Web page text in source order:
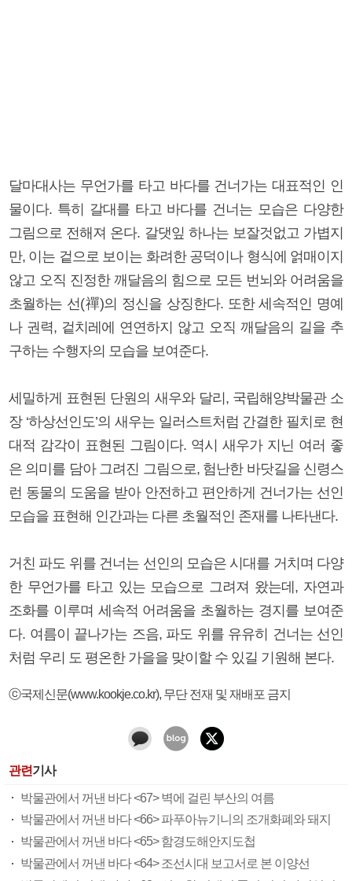
달마대사는 무언가를 타고 바다를 건너가는 대표적인 인
물이다. 특히 갈대를 타고 바다를 건너는 모습은 다양한
그림으로 전해져 온다. 갈댓잎 하나는 보잘것없고 가볍지
만, 이는 겉으로 보이는 화려한 공덕이나 형식에 얽매이지
않고 오직 진정한 깨달음의 힘으로 모든 번뇌와 어려움을
초월하는 선(禪)의 정신을 상징한다. 또한 세속적인 명예
나 권력, 겉치레에 연연하지 않고 오직 깨달음의 길을 추
구하는 수행자의 모습을 보여준다.
세밀하게 표현된 단원의 새우와 달리, 국립해양박물관 소
장 ‘하상선인도’의 새우는 일러스트처럼 간결한 필치로 현
대적 감각이 표현된 그림이다. 역시 새우가 지닌 여러 좋
은 의미를 담아 그려진 그림으로, 험난한 바닷길을 신령스
런 동물의 도움을 받아 안전하고 편안하게 건너가는 선인
모습을 표현해 인간과는 다른 초월적인 존재를 나타낸다.
거친 파도 위를 건너는 선인의 모습은 시대를 거치며 다양
한 무언가를 타고 있는 모습으로 그려져 왔는데, 자연과
조화를 이루며 세속적 어려움을 초월하는 경지를 보여준
다. 여름이 끝나가는 즈음, 파도 위를 유유히 건너는 선인
처럼 우리 도 평온한 가을을 맞이할 수 있길 기원해 본다.
ⓒ국제신문(www.kookje.co.kr), 무단 전재 및 재배포 금지
관련기사
박물관에서 꺼낸 바다 <67> 벽에 걸린 부산의 여름
박물관에서 꺼낸 바다 <66> 파푸아뉴기니의 조개화폐와 돼지
박물관에서 꺼낸 바다 <65> 함경도해안지도첩
박물관에서 꺼낸 바다 <64> 조선시대 보고서로 본 이양선